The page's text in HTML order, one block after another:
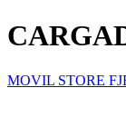
MOVIL STORE